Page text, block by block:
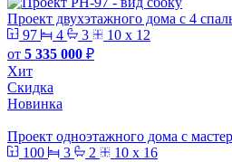
Проект двухэтажного дома с 4
97
4 3
10 x 12
от 5 335 000 ₽
Хит
Скидка
Новинка
Проект одноэтажного дома с
100
3 2
10 х 16